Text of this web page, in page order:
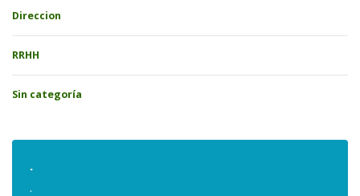
Direccion
RRHH
Sin categoría
.
.